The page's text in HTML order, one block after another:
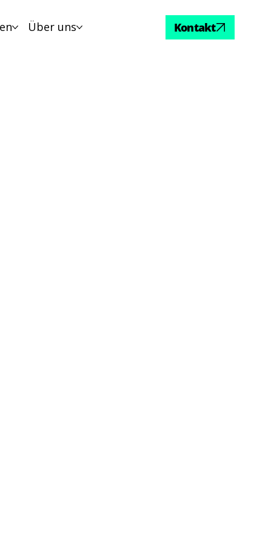
Über uns Kontakt